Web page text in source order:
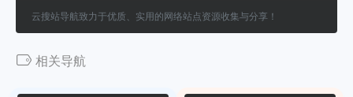
云搜站导航致力于优质、实用的网络站点资源收集与分享！
相关导航